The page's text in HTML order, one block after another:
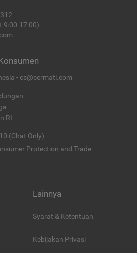
9:00-17:00)
- cs@cermati.com
RI
(Chat Only)
Protection and Trade
Lainnya
Syarat & Ketentuan
Kebijakan Privasi